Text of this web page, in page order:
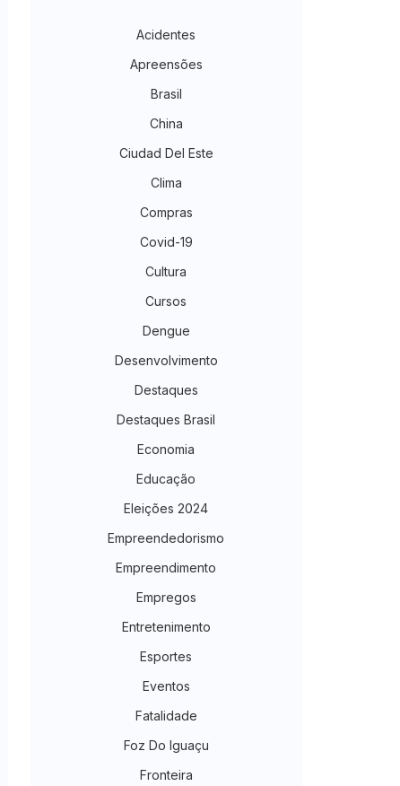
Acidentes
Apreensões
Brasil
China
Ciudad Del Este
Clima
Compras
Covid-19
Cultura
Cursos
Dengue
Desenvolvimento
Destaques
Destaques Brasil
Economia
Educação
Eleições 2024
Empreendedorismo
Empreendimento
Empregos
Entretenimento
Esportes
Eventos
Fatalidade
Foz Do Iguaçu
Fronteira